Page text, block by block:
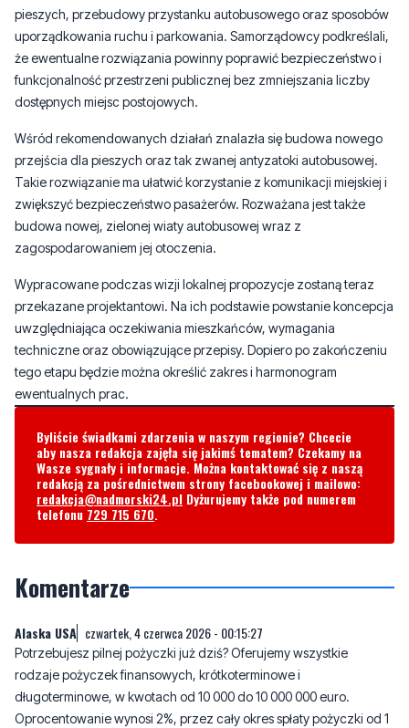
funkcjonalność przestrzeni publicznej bez zmniejszania liczby
dostępnych miejsc postojowych.
Wśród rekomendowanych działań znalazła się budowa nowego
przejścia dla pieszych oraz tak zwanej antyzatoki autobusowej.
zwiększyć bezpieczeństwo pasażerów. Rozważana jest także
budowa nowej, zielonej wiaty autobusowej wraz z
zagospodarowaniem jej otoczenia.
Wypracowane podczas wizji lokalnej propozycje zostaną teraz
przekazane projektantowi. Na ich podstawie powstanie koncepcja
techniczne oraz obowiązujące przepisy. Dopiero po zakończeniu
tego etapu będzie można określić zakres i harmonogram
ewentualnych prac.
Byliście świadkami zdarzenia w naszym regionie? Chcecie
aby nasza redakcja zajęła się jakimś tematem? Czekamy na
Wasze sygnały i informacje. Można kontaktować się z naszą
redakcja@nadmorski24.plDyżurujemy także pod numerem
telefonu729 715 670.
Komentarze
Potrzebujesz pilnej pożyczki już dziś? Oferujemy wszystkie
długoterminowe, w kwotach od 10 000 do 10 000 000 euro.
Oprocentowanie wynosi 2%, przez cały okres spłaty pożyczki od 1
roku do 30 lat. We wniosku o pożyczkę podaj dokładną kwotę,
którą chcesz pożyczyć, oraz okres spłaty pożyczki. Możesz
skontaktować się z nami, wysyłając wiadomość e-mail na poniższy